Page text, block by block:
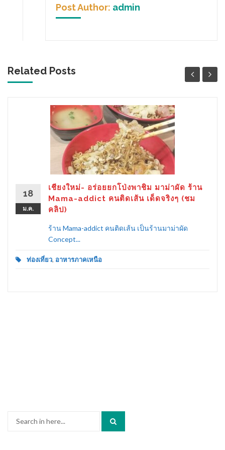
Post Author: admin
Related Posts
18
ม.ค.
เชียงใหม่- อร่อยยกโป่งพาชิม มาม่าผัด ร้าน
Mama-addict คนติดเส้น เด็ดจริงๆ (ชม
คลิป)
ร้าน Mama-addict คนติดเส้น เป็นร้านมาม่าผัด
Concept...
ท่องเที่ยว, อาหารภาคเหนือ